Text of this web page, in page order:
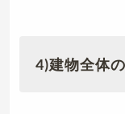
4)建物全体